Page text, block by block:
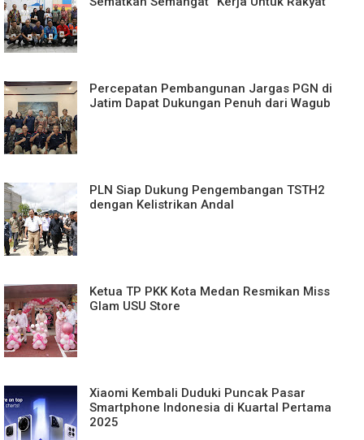
Percepatan Pembangunan Jargas PGN di
Jatim Dapat Dukungan Penuh dari Wagub
PLN Siap Dukung Pengembangan TSTH2
dengan Kelistrikan Andal
Ketua TP PKK Kota Medan Resmikan Miss
Glam USU Store
Xiaomi Kembali Duduki Puncak Pasar
Smartphone Indonesia di Kuartal Pertama
2025